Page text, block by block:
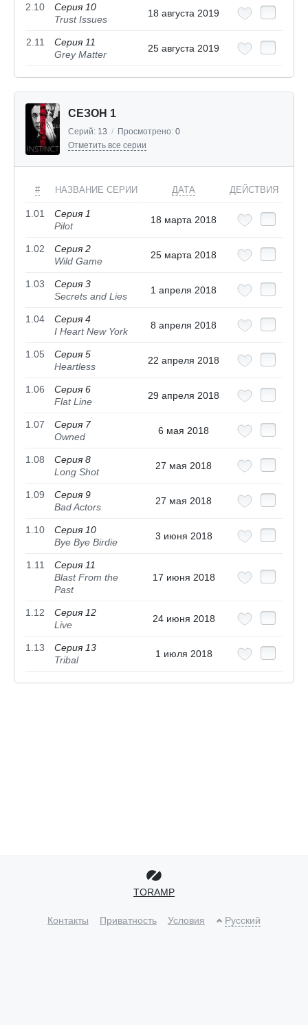
2.10
Серия 10
Trust Issues
18 августа 2019
2.11
Серия 11
Grey Matter
25 августа 2019
СЕЗОН 1
Серий: 13 / Просмотрено: 0
Отметить все серии
# НАЗВАНИЕ СЕРИИ ДАТА ДЕЙСТВИЯ
1.01
Серия 1
Pilot
18 марта 2018
1.02
Серия 2
Wild Game
25 марта 2018
1.03
Серия 3
Secrets and Lies
1 апреля 2018
1.04
Серия 4
I Heart New York
8 апреля 2018
1.05
Серия 5
Heartless
22 апреля 2018
1.06
Серия 6
Flat Line
29 апреля 2018
1.07
Серия 7
Owned
6 мая 2018
1.08
Серия 8
Long Shot
27 мая 2018
1.09
Серия 9
Bad Actors
27 мая 2018
1.10
Серия 10
Bye Bye Birdie
3 июня 2018
1.11
Серия 11
Blast From the
Past
17 июня 2018
1.12
Серия 12
Live
24 июня 2018
1.13
Серия 13
Tribal
1 июля 2018
TORAMP
Контакты Приватность Условия Русский